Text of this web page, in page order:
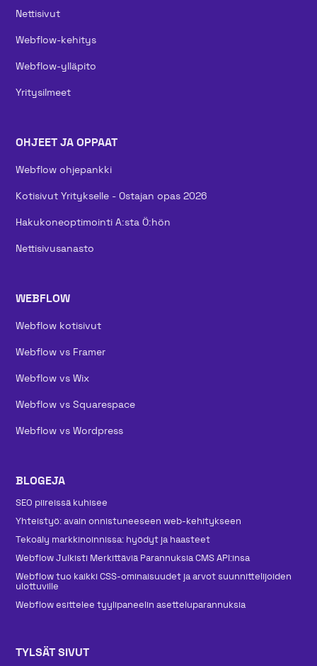
Nettisivut
Webflow-kehitys
Webflow-ylläpito
Yritysilmeet
OHJEET JA OPPAAT
Webflow ohjepankki
Kotisivut Yritykselle - Ostajan opas 2026
Hakukoneoptimointi A:sta Ö:hön
Nettisivusanasto
WEBFLOW
Webflow kotisivut
Webflow vs Framer
Webflow vs Wix
Webflow vs Squarespace
Webflow vs Wordpress
BLOGEJA
SEO piireissä kuhisee
Yhteistyö: avain onnistuneeseen web-kehitykseen
Tekoäly markkinoinnissa: hyödyt ja haasteet
Webflow Julkisti Merkittäviä Parannuksia CMS API:insa
Webflow tuo kaikki CSS-ominaisuudet ja arvot suunnittelijoiden
ulottuville
Webflow esittelee tyylipaneelin asetteluparannuksia
TYLSÄT SIVUT